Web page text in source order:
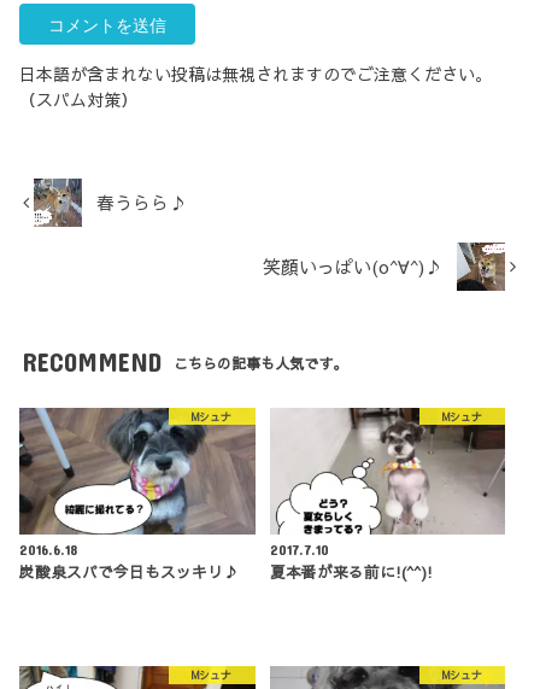
日本語が含まれない投稿は無視されますのでご注意ください。
（スパム対策）
春うらら♪
笑顔いっぱい(o^∀^)♪
RECOMMEND こちらの記事も人気です。
Mシュナ
2016.6.18
炭酸泉スパで今日もスッキリ♪
Mシュナ
2017.7.10
夏本番が来る前に!(^^)!
Mシュナ Mシュナ